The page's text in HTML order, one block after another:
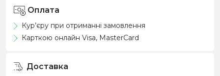
Оплата
Кур’єру при отриманні замовлення
Карткою онлайн Visa, MasterCard
Доставка